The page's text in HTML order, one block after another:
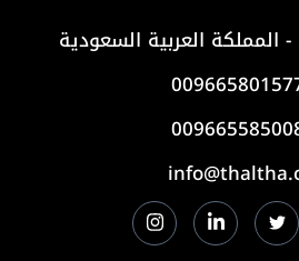
المملكة العربية السعودية